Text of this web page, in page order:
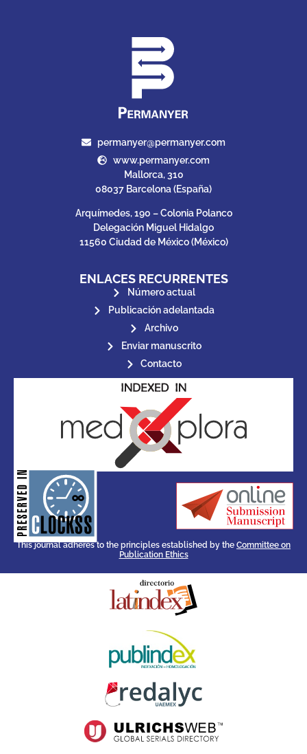
permanyer@permanyer.com
www.permanyer.com
Mallorca, 310
08037 Barcelona (España)
Arquímedes, 190 – Colonia Polanco
Delegación Miguel Hidalgo
11560 Ciudad de México (México)
ENLACES RECURRENTES
Número actual
Publicación adelantada
Archivo
Enviar manuscrito
Contacto
CLOCKSS is a dak archive that
ensures the long-term survival
of web-based scholary
publications, governed by and
for its stakeholders.
This journal adheres to the principles established by the Committee on
Publication Ethics